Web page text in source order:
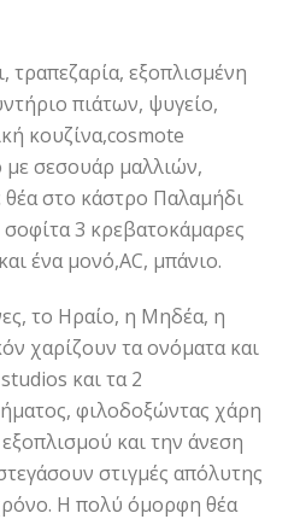
εξοπλισμένη
πιάτων, ψυγείο,
κουζίνα,cosmote
σεσουάρ μαλλιών,
θέα στο κάστρο Παλαμήδι
3 κρεβατοκάμαρες
ένα μονό,AC, μπάνιο.
το Ηραίο, η Μηδέα, η
χαρίζουν τα ονόματα και
και τα 2
φιλοδοξώντας χάρη
και την άνεση
στιγμές απόλυτης
Η πολύ όμορφη θέα